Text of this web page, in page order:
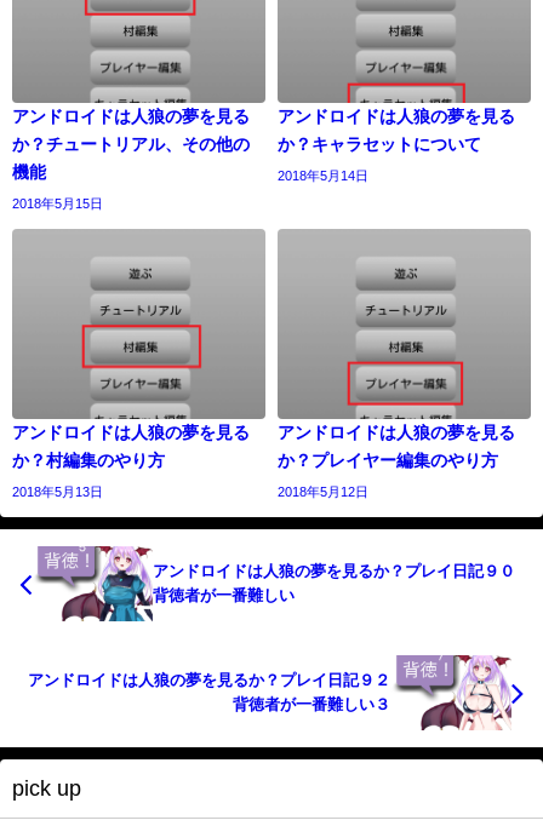
アンドロイドは人狼の夢を見る
か？チュートリアル、その他の
機能
2018年5月15日
アンドロイドは人狼の夢を見る
か？キャラセットについて
2018年5月14日
アンドロイドは人狼の夢を見る
か？村編集のやり方
2018年5月13日
アンドロイドは人狼の夢を見る
か？プレイヤー編集のやり方
2018年5月12日
アンドロイドは人狼の夢を見るか？プレイ日記９０
背徳者が一番難しい
アンドロイドは人狼の夢を見るか？プレイ日記９２
背徳者が一番難しい３
pick up